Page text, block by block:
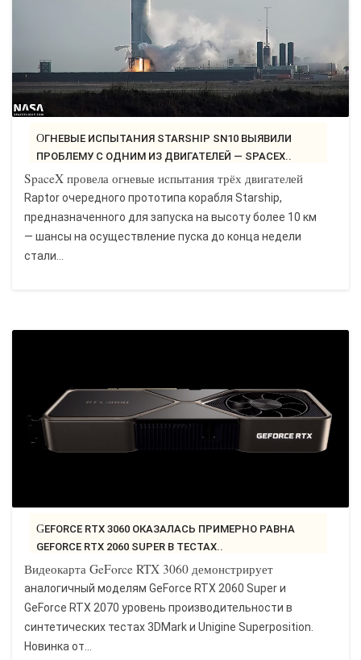
ОГНЕВЫЕ ИСПЫТАНИЯ STARSHIP SN10 ВЫЯВИЛИ
ПРОБЛЕМУ С ОДНИМ ИЗ ДВИГАТЕЛЕЙ — SPACEX..
SpaceX провела огневые испытания трёх двигателей
Raptor очередного прототипа корабля Starship,
предназначенного для запуска на высоту более 10 км
— шансы на осуществление пуска до конца недели
стали...
GEFORCE RTX 3060 ОКАЗАЛАСЬ ПРИМЕРНО РАВНА
GEFORCE RTX 2060 SUPER В ТЕСТАХ..
Видеокарта GeForce RTX 3060 демонстрирует
аналогичный моделям GeForce RTX 2060 Super и
GeForce RTX 2070 уровень производительности в
синтетических тестах 3DMark и Unigine Superposition.
Новинка от...